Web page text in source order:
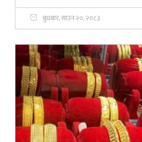
बुधबार, साउन २०, २०८३